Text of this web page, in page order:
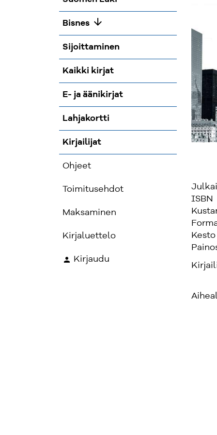
Bisnes arrow_downward
Sijoittaminen
Kaikki kirjat
E- ja äänikirjat
Lahjakortti
Kirjailijat
Ohjeet
Toimitusehdot
Maksaminen
Kirjaluettelo
Kirjaudu
ISBN
Kesto